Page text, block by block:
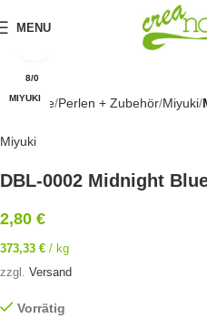
MENU
8/0
MIYUKI
Startseite Perlen + Zubehör Miyuki
Miyuki
DBL-0002 Midnight
2,80 €
373,33 € / kg
zzgl. Versand
Vorrätig